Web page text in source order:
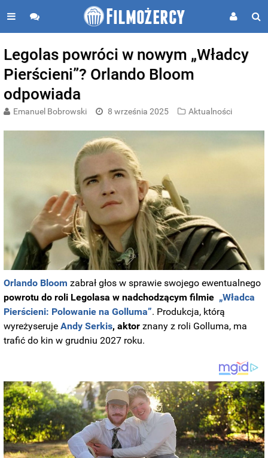
Legolas powróci w nowym „Władcy
Pierścieni”? Orlando Bloom
odpowiada
Emanuel Bobrowski 8 września 2025 Aktualności
Orlando Bloom zabrał głos w sprawie swojego ewentualnego
powrotu do roli Legolasa w nadchodzącym filmie „Władca
Pierścieni: Polowanie na Golluma”. Produkcja, którą
wyreżyserujeAndy Serkis, aktor znany z roli Golluma, ma
trafić do kin w grudniu 2027 roku.